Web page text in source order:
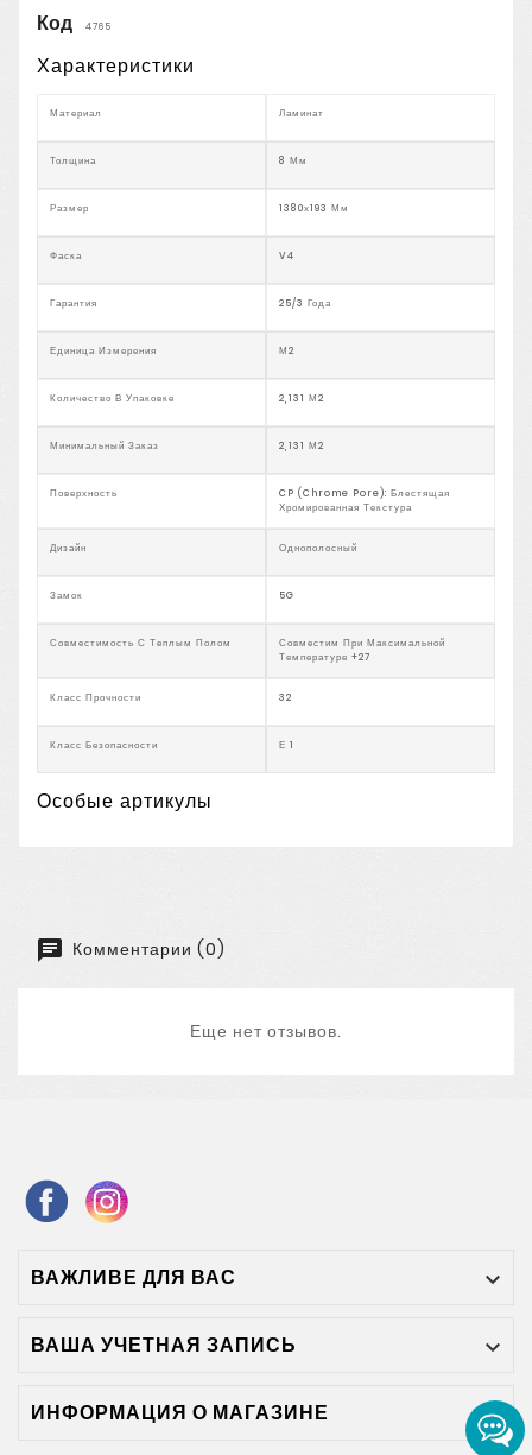
Код 4765
Характеристики
Материал Ламинат
Толщина 8 Мм
Размер 1380х193 Мм
Фаска V4
Гарантия 25/3 Года
Единица Измерения М2
Количество В Упаковке 2,131 М2
Минимальный Заказ 2,131 М2
Поверхность
CP (Chrome Pore): Блестящая
Хромированная Текстура
Дизайн Однополосный
Замок 5G
Совместимость С Теплым Полом
Совместим При Максимальной
Температуре +27
Класс Прочности 32
Класс Безопасности Е 1
Особые артикулы
Комментарии (0)
Еще нет отзывов.
ВАЖЛИВЕ ДЛЯ ВАС 
ВАША УЧЕТНАЯ ЗАПИСЬ 
ИНФОРМАЦИЯ О МАГАЗИНЕ 